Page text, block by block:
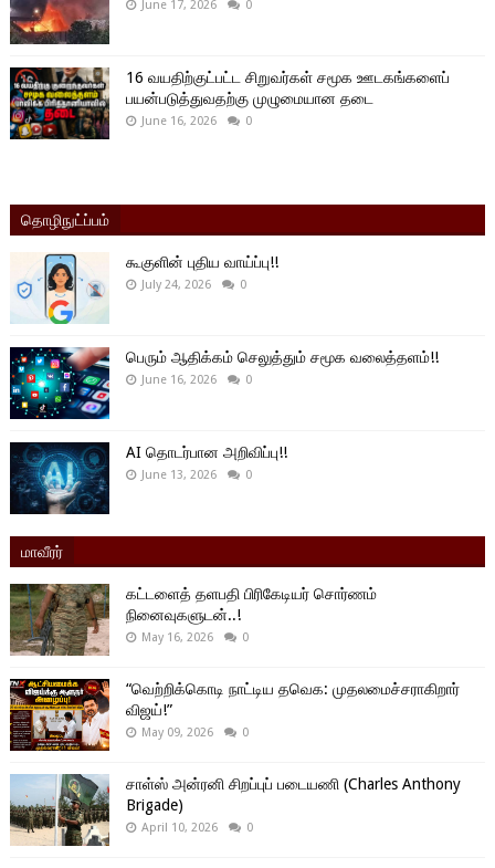
June 17, 2026 0
16 வயதிற்குட்பட்ட சிறுவர்கள் சமூக ஊடகங்களைப்
பயன்படுத்துவதற்கு முழுமையான தடை
June 16, 2026 0
தொழிநுட்ப்பம்
கூகுளின் புதிய வாய்ப்பு!!
July 24, 2026 0
பெரும் ஆதிக்கம் செலுத்தும் சமூக வலைத்தளம்!!
June 16, 2026 0
AI தொடர்பான அறிவிப்பு!!
June 13, 2026 0
மாவீரர்
கட்டளைத் தளபதி பிரிகேடியர் சொர்ணம்
நினைவுகளுடன்..!
May 16, 2026 0
“வெற்றிக்கொடி நாட்டிய தவெக: முதலமைச்சராகிறார்
விஜய்!”
May 09, 2026 0
சாள்ஸ் அன்ரனி சிறப்புப் படையணி (Charles Anthony
Brigade)
April 10, 2026 0